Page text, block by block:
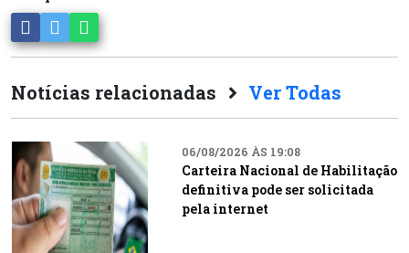
Notícias relacionadas Ver Todas
06/08/2026 ÀS 19:08
Carteira Nacional de Habilitação
definitiva pode ser solicitada
pela internet